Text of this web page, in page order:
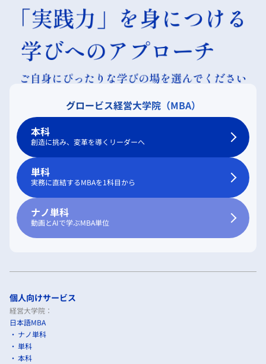
グロービス経営大学院（MBA）
本科
創造に挑み、変革を導くリーダーへ
単科
実務に直結するMBAを1科目から
ナノ単科
動画とAIで学ぶMBA単位
個人向けサービス
経営大学院：
日本語MBA
ナノ単科
単科
本科